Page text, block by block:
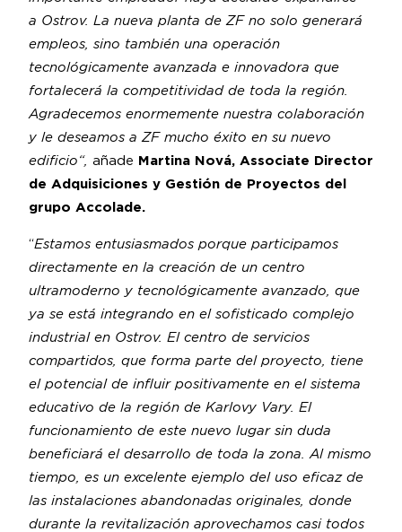
a Ostrov. La nueva planta de ZF no solo generará
empleos, sino también una operación
tecnológicamente avanzada e innovadora que
fortalecerá la competitividad de toda la región.
Agradecemos enormemente nuestra colaboración
y le deseamos a ZF mucho éxito en su nuevo
edificio“, añade Martina Nová, Associate Director
de Adquisiciones y Gestión de Proyectos del
grupo Accolade.
“Estamos entusiasmados porque participamos
directamente en la creación de un centro
ultramoderno y tecnológicamente avanzado, que
ya se está integrando en el sofisticado complejo
industrial en Ostrov. El centro de servicios
compartidos, que forma parte del proyecto, tiene
el potencial de influir positivamente en el sistema
educativo de la región de Karlovy Vary. El
funcionamiento de este nuevo lugar sin duda
beneficiará el desarrollo de toda la zona. Al mismo
tiempo, es un excelente ejemplo del uso eficaz de
las instalaciones abandonadas originales, donde
durante la revitalización aprovechamos casi todos